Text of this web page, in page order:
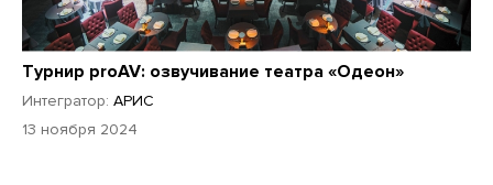
Турнир proAV: озвучивание театра «Одеон»
Интегратор: АРИС
13 ноября 2024